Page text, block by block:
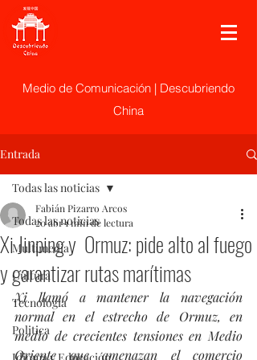
Medio de Comunicación | Descubriendo
China
Entrada
Todas las noticias
Multimedia
Cultura
Tecnología
Politica
Todas las noticias
Xi Jinping y Ormuz: pide alto al fuego
y garantizar rutas marítimas
Fabián Pizarro Arcos
20 abr1 min de lectura
Xi llamó a mantener la navegación
normal en el estrecho de Ormuz, en
medio de crecientes tensiones en Medio
Oriente que amenazan el comercio